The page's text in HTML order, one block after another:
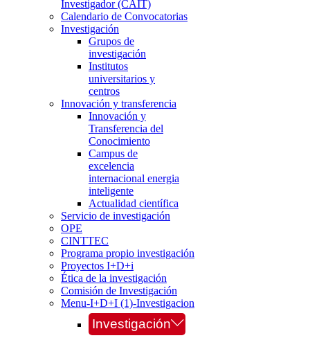
Investigador (CAIT)
Calendario de Convocatorias
Investigación
Grupos de
investigación
Institutos
universitarios y
centros
Innovación y transferencia
Innovación y
Transferencia del
Conocimiento
Campus de
excelencia
internacional energia
inteligente
Actualidad científica
Servicio de investigación
OPE
CINTTEC
Programa propio investigación
Proyectos I+D+i
Ética de la investigación
Comisión de Investigación
Menu-I+D+I (1)-Investigacion
Investigación